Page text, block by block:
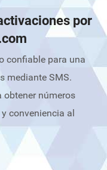
por
confiable para una
mediante SMS.
obtener números
conveniencia al